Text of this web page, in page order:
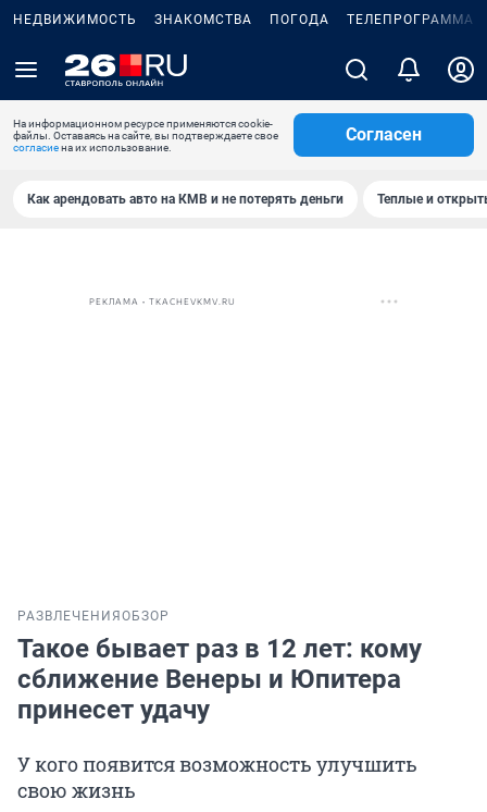
НЕДВИЖИМОСТЬ ЗНАКОМСТВА ПОГОДА ТЕЛЕПРОГРАММА
На информационном ресурсе применяются cookie-
файлы. Оставаясь на сайте, вы подтверждаете свое
согласиена их использование.
Согласен
Как арендовать авто на КМВ и не потерять деньги Теплые и
РЕКЛАМА • TKACHEVKMV.RU
РАЗВЛЕЧЕНИЯ ОБЗОР
Такое бывает раз в 12 лет: кому
сближение Венеры и Юпитера
принесет удачу
У кого появится возможность улучшить
свою жизнь